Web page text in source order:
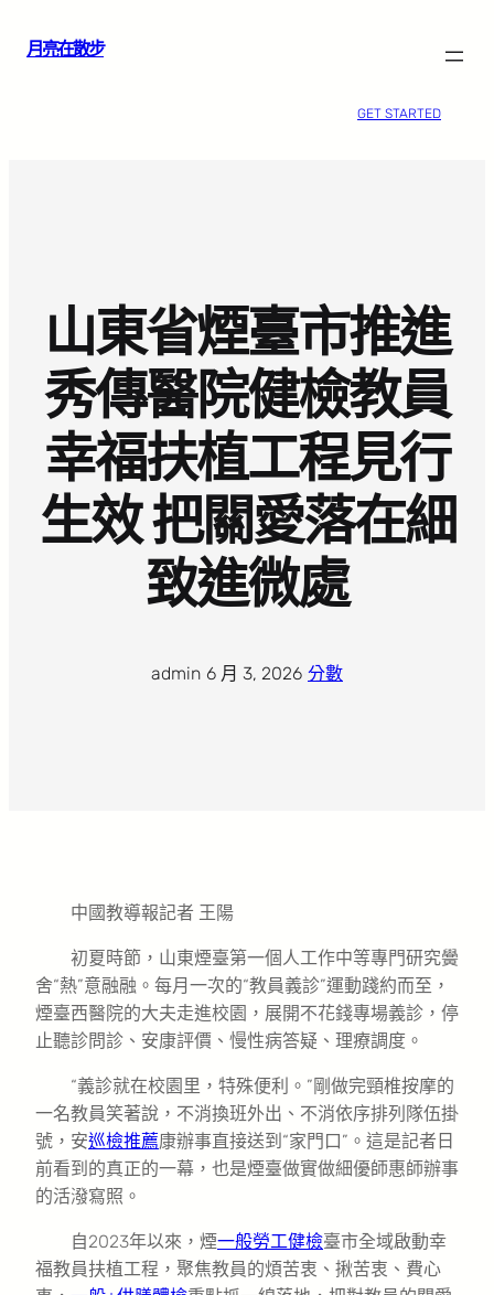
月亮在散步
GET STARTED
山東省煙臺市推進
秀傳醫院健檢教員
幸福扶植工程見行
生效 把關愛落在細
致進微處
admin 6 月 3, 2026 分數
中國教導報記者 王陽
初夏時節，山東煙臺第一個人工作中等專門研究黌
舍“熱”意融融。每月一次的“教員義診”運動踐約而至，
煙臺西醫院的大夫走進校園，展開不花錢專場義診，停
止聽診問診、安康評價、慢性病答疑、理療調度。
“義診就在校園里，特殊便利。”剛做完頸椎按摩的
一名教員笑著說，不消換班外出、不消依序排列隊伍掛
號，安巡檢推薦康辦事直接送到“家門口”。這是記者日
前看到的真正的一幕，也是煙臺做實做細優師惠師辦事
的活潑寫照。
自2023年以來，煙一般勞工健檢臺市全域啟動幸
福教員扶植工程，聚焦教員的煩苦衷、揪苦衷、費心